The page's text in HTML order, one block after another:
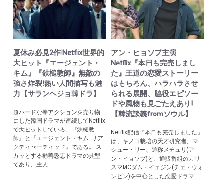
夏休み必見2作!Netflix世界的
大ヒット『エージェント・
キム』『鉄槌教師』無敵の
強さ炸裂!熱い人間描写も魅
力【サランヘジョ韓ドラ】
超ハードな拳アクションを売り物
にした韓国ドラマが連続してNetflix
で大ヒットしている。『鉄槌教
師』と『エージェント・キム: リア
クティべーティッド』である。 ス
カッとする勧善懲悪ドラマの典型
であり、主人...
アン・ヒョソプ主演
Netflix『本日も完売しまし
た』王道の恋愛ストーリー
はもちろん、ハラハラさせ
られる展開、脇役エピソー
ドや風物も見ごたえあり!
【韓流談義fromソウル】
Netflix配信『本日も完売しました』
は、キノコ栽培の天才研究者、マ
シュー・リー、通称メチュリ(ア
ン・ヒョソプ)と、通販番組のカリ
スマМCダム・イェジン(チェ・ウォ
ンビン)を中心とした恋愛ドラマ